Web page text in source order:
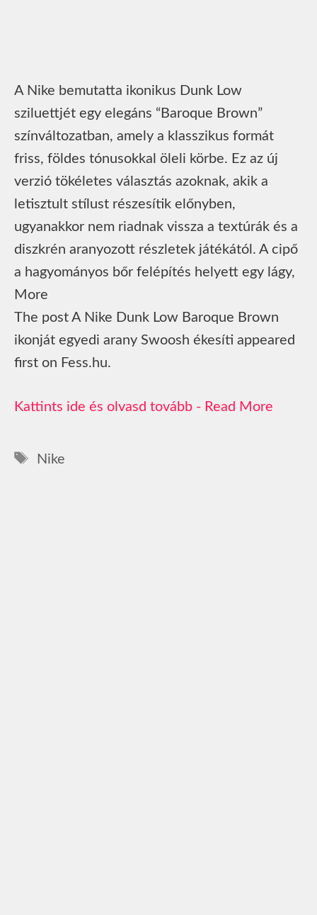
A Nike bemutatta ikonikus Dunk Low
sziluettjét egy elegáns “Baroque Brown”
színváltozatban, amely a klasszikus formát
friss, földes tónusokkal öleli körbe. Ez az új
verzió tökéletes választás azoknak, akik a
letisztult stílust részesítik előnyben,
ugyanakkor nem riadnak vissza a textúrák és a
diszkrén aranyozott részletek játékától. A cipő
a hagyományos bőr felépítés helyett egy lágy,
More
The post A Nike Dunk Low Baroque Brown
ikonját egyedi arany Swoosh ékesíti appeared
first on Fess.hu.
Read More
Címkék
Nike